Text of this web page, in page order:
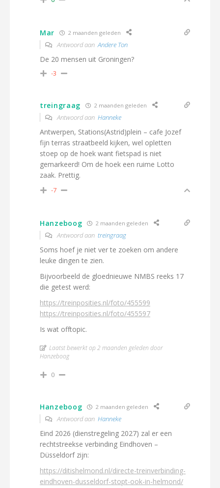
Mar 2 maanden geleden
Antwoord aanAndere Ton
De 20 mensen uit Groningen?
-3
treingraag 2 maanden geleden
Antwoord aan Hanneke
Antwerpen, Stations(Astrid)plein – cafe Jozef
fijn terras straatbeeld kijken, wel opletten
stoep op de hoek want fietspad is niet
gemarkeerd! Om de hoek een ruime Lotto
zaak. Prettig.
-7
Hanzeboog 2 maanden geleden
Antwoord aan treingraag
Soms hoef je niet ver te zoeken om andere
leuke dingen te zien.
Bijvoorbeeld de gloednieuwe NMBS reeks 17
die getest werd:
https://treinposities.nl/foto/455599
https://treinposities.nl/foto/455597
Is wat offtopic.
Laatst bewerkt op 2 maanden geleden door
Hanzeboog
0
Hanzeboog 2 maanden geleden
Antwoord aan Hanneke
Eind 2026 (dienstregeling 2027) zal er een
rechtstreekse verbinding Eindhoven –
Düsseldorf zijn:
https://ditishelmond.nl/directe-treinverbinding-
eindhoven-dusseldorf-stopt-ook-in-helmond/